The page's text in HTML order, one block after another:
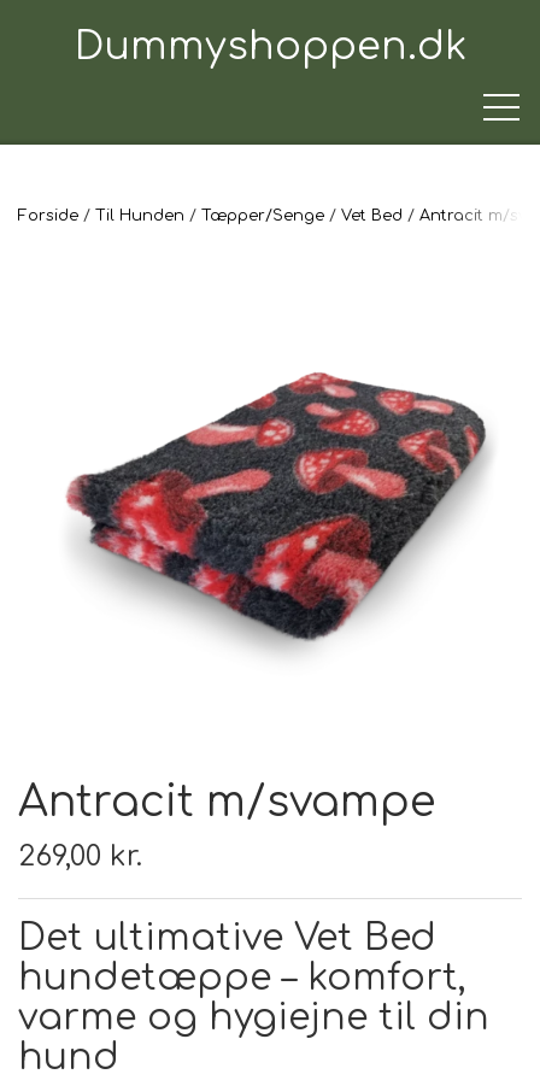
Dummyshoppen.dk
TRÆNINGSUDSTYR
TIL HUNDEFØREREN
TIL BILEN
FODER & FODER
TILSKUD
Forside Til Hunden Tæpper/Senge Vet Bed Antracit m/
Antracit m/svampe
269,00 kr.
Det ultimative Vet Bed
hundetæppe – komfort,
varme og hygiejne til din
hund